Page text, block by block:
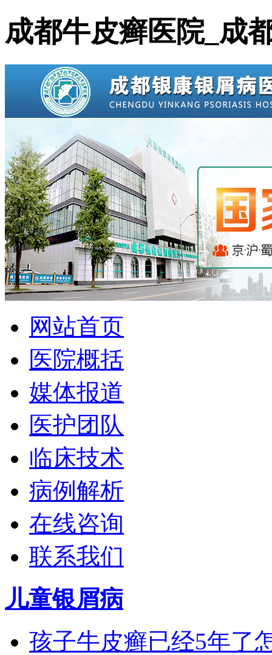
成都牛皮癣医院_成
网站首页
医院概括
媒体报道
医护团队
临床技术
病例解析
在线咨询
联系我们
儿童银屑病
孩子牛皮癣已经5年了